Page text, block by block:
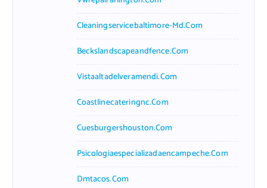
Cleaningservicebaltimore-Md.com
Beckslandscapeandfence.com
Vistaaltadelveramendi.com
Coastlinecateringnc.com
Cuesburgershouston.com
Psicologiaespecializadaencampeche.com
Dmtacos.com